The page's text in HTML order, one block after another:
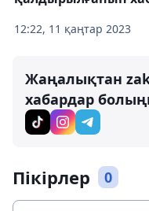
12:22, 11 қаңтар 2023
Жаңалықтан
хабардар
Пікірлер 0